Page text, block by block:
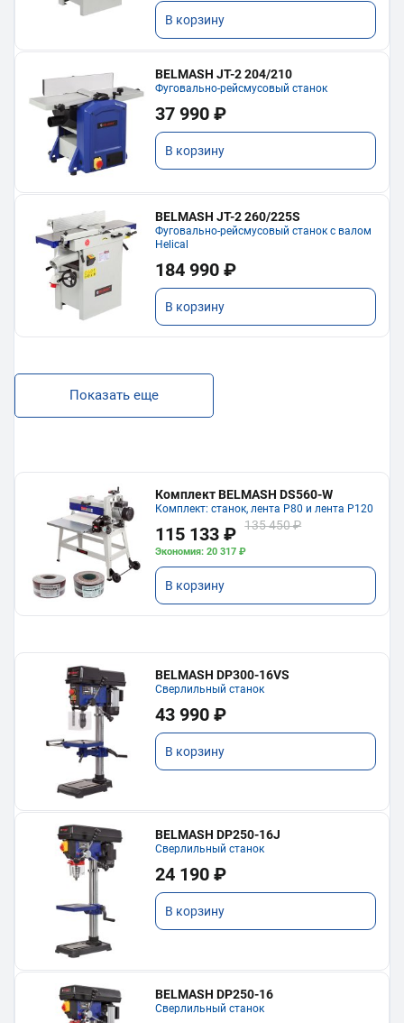
В корзину
BELMASH JT-2 204/210
Фуговально-рейсмусовый станок
37 990 ₽
В корзину
BELMASH JT-2 260/225S
Фуговально-рейсмусовый станок с валом
Helical
184 990 ₽
В корзину
Показать еще
Комплект BELMASH DS560-W
Комплект: станок, лента P80 и лента P120
115 133 ₽ 135 450 ₽
Экономия: 20 317 ₽
В корзину
BELMASH DP300-16VS
Сверлильный станок
43 990 ₽
В корзину
BELMASH DP250-16J
Сверлильный станок
24 190 ₽
В корзину
BELMASH DP250-16
Сверлильный станок